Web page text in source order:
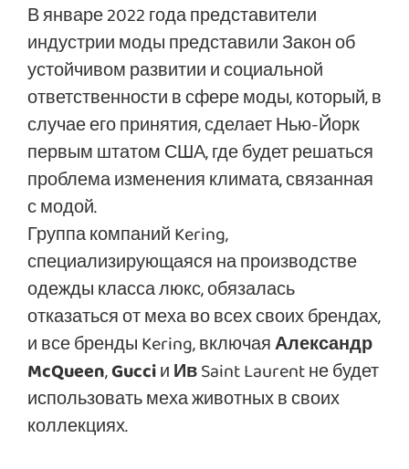
В январе 2022 года представители
индустрии моды представили Закон об
устойчивом развитии и социальной
ответственности в сфере моды, который, в
случае его принятия, сделает Нью-Йорк
первым штатом США, где будет решаться
проблема изменения климата, связанная
с модой.
Группа компаний Kering,
специализирующаяся на производстве
одежды класса люкс, обязалась
отказаться от меха во всех своих брендах,
и все бренды Kering, включаяАлександр
McQueen,GucciиИвSaint Laurent не будет
использовать меха животных в своих
коллекциях.